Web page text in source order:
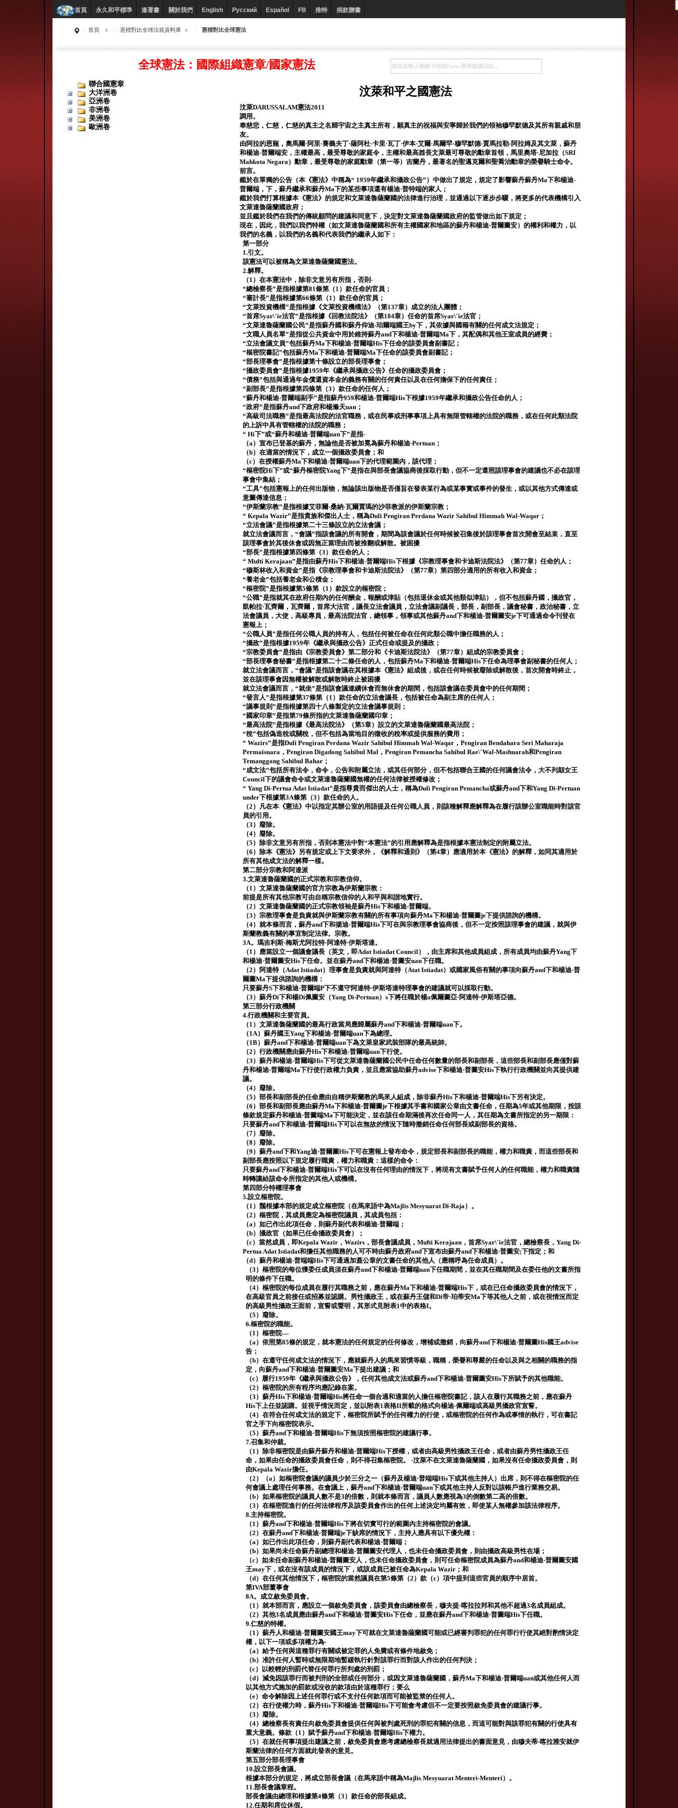
首頁 永久和平標準 連署書 關於我們 English Русский Español FB 推特 捐款贈書
首頁 憲標對比全球法規資料庫 憲標對比全球憲法
全球憲法：國際組織憲章/國家憲法
聯合國憲章
大洋洲卷
亞洲卷
非洲卷
美洲卷
歐洲卷
汶萊和平之國憲法
汶萊DARUSSALAM憲法2011
調用。
奉慈悲，仁慈，仁慈的真主之名歸宇宙之主真主所有，願真主的祝福與安寧歸於我們的領袖穆罕默德及其所有親戚和朋
友。
由阿拉的恩寵，奧馬爾·阿里·賽義夫丁·薩阿杜·卡里·瓦丁·伊本·艾爾·馬爾罕·穆罕默德·賈馬拉勒-阿拉姆及其文萊，蘇丹
和楊迪-普爾端安，主權最高，最受尊敬的家庭令，主權和最高酋長文萊最可尊敬的勳章首領，馬里奧塔·尼加拉（SRI
Mahkota Negara）勳章，最受尊敬的家庭勳章（第一等）吉蘭丹，最著名的聖邁克爾和聖喬治勳章的榮譽騎士命令。
前言。
鑑於在單獨的公告（本《憲法》中稱為“ 1959年繼承和攝政公告”）中做出了規定，規定了影響蘇丹蘇丹Ma下和楊迪-
普爾端，下，蘇丹繼承和蘇丹Ma下的某些事項還有楊迪·普特端的家人；
鑑於我們打算根據本《憲法》的規定和文萊達魯薩蘭國的法律進行治理，並通過以下逐步步驟，將更多的代表機構引入
文萊達魯薩蘭國政府；
並且鑑於我們在我們的傳統顧問的建議和同意下，決定對文萊達魯薩蘭國政府的監管做出如下規定；
現在，因此，我們以我們特權（如文萊達魯薩蘭國和所有主權國家和地區的蘇丹和楊迪-普爾圖安）的權利和權力，以
我們的名義，以我們的名義和代表我們的繼承人如下：
第一部分
1.引文。
該憲法可以被稱為文萊達魯薩蘭國憲法。
2.解釋。
（1）在本憲法中，除非文意另有所指，否則-
“總檢察長”是指根據第81條第（1）款任命的官員；
“審計長”是指根據第66條第（1）款任命的官員；
“文萊投資機構”是指根據《文萊投資機構法》（第137章）成立的法人團體；
“首席Syar\'ie法官”是指根據《回教法院法》（第184章）任命的首席Syar\'ie法官；
“文萊達魯薩蘭國公民”是指蘇丹國和蘇丹仰迪-珀爾端國王by下，其依據與國籍有關的任何成文法規定；
“文職人員名單”是指從公共資金中用於維持蘇丹and下和楊迪-普爾端Ma下，其配偶和其他王室成員的經費；
“立法會議文員”包括蘇丹Ma下和楊迪-普爾端His下任命的該委員會副書記；
“樞密院書記”包括蘇丹Ma下和楊迪-普爾端Ma下任命的該委員會副書記；
“部長理事會”是指根據第十條設立的部長理事會；
“攝政委員會”是指根據1959年《繼承與攝政公告》任命的攝政委員會；
“債務”包括與通過年金償還資本金的義務有關的任何責任以及在任何擔保下的任何責任；
“副部長”是指根據第四條第（3）款任命的任何人；
“蘇丹和楊迪-普爾端副手”是指蘇丹959和楊迪-普爾端His下根據1959年繼承和攝政公告任命的人；
“政府”是指蘇丹and下政府和楊滌天uan；
“高級司法職務”是指最高法院的法官職務，或在民事或刑事事項上具有無限管轄權的法院的職務，或在任何此類法院
的上訴中具有管轄權的法院的職務；
“ Hi下”或“蘇丹和楊迪-普爾端uan下”是指-
（a）宣布已登基的蘇丹，無論他是否被加冕為蘇丹和楊迪-Pertuan；
（b）在適當的情況下，成立一個攝政委員會；和
（c）在授權蘇丹Ma下和楊迪-普爾端uan下的代理範圍內，該代理；
“樞密院Hi下”或“蘇丹樞密院Yang下”是指在與部長會議協商後採取行動，但不一定遵照該理事會的建議也不必在該理
事會中集結；
“工具”包括憲報上的任何出版物，無論該出版物是否僅旨在發表某行為或某事實或事件的發生，或以其他方式傳達或
意圖傳達信息；
“伊斯蘭宗教”是指根據艾菲爾·桑納·瓦爾賈瑪的沙菲教派的伊斯蘭宗教；
“ Kepala Wazir”是指貴族和傑出人士，稱為Duli Pengiran Perdana Wazir Sahibul Himmah Wal-Waqar；
“立法會議”是指根據第二十三條設立的立法會議；
就立法會議而言，“會議”指該會議的所有開會，期間為該會議於任何時候被召集後於該理事會首次開會至結束，直至
該理事會於其後休會或因無正當理由而被推翻或解散。被困擾
“部長”是指根據第四條第（3）款任命的人；
“ Mufti Kerajaan”是指由蘇丹His下和楊迪-普爾端His下根據《宗教理事會和卡迪斯法院法》（第77章）任命的人；
“穆斯林收入和資金”是指《宗教理事會和卡迪斯法院法》（第77章）第四部分適用的所有收入和資金；
“養老金”包括養老金和公積金；
“樞密院”是指根據第5條第（1）款設立的樞密院；
“公職”是指就其在政府任期內的任何酬金，報酬或津貼（包括退休金或其他類似津貼），但不包括蘇丹國，攝政官，
凱帕拉·瓦齊爾，瓦齊爾，首席大法官，議長立法會議員，立法會議副議長，部長，副部長，議會秘書，政治秘書，立
法會議員，大使，高級專員，最高法院法官，總領事，領事或其他蘇丹and下和楊迪-普爾圖安je下可通過命令刊登在
憲報上；
“公職人員”是指任何公職人員的持有人，包括任何被任命在任何此類公職中擔任職務的人；
“攝政”是指根據1959年《繼承與攝政公告》正式任命或提及的攝政；
“宗教委員會”是指由《宗教委員會》第二部分和《卡迪斯法院法》（第77章）組成的宗教委員會；
“部長理事會秘書”是指根據第二十二條任命的人，包括蘇丹Ma下和楊迪-普爾端His下任命為理事會副秘書的任何人；
就立法會議而言，“會議”是指該會議在其根據本《憲法》組成後，或在任何時候被廢除或解散後，首次開會時終止，
並在該理事會因無權被解散或解散時終止被困擾
就立法會議而言，“就坐”是指該會議連續休會而無休會的期間，包括該會議在委員會中的任何期間；
“發言人”是指根據第37條第（1）款任命的立法會議長，包括被任命為副主席的任何人；
“議事規則”是指根據第四十八條製定的立法會議事規則；
“國家印章”是指第79條所指的文萊達魯薩蘭國印章；
“最高法院”是指根據《最高法院法》（第5章）設立的文萊達魯薩蘭國最高法院；
“稅”包括偽造稅或關稅，但不包括為當地目的徵收的稅率或提供服務的費用；
“ Wazirs”是指Duli Pengiran Perdana Wazir Sahibul Himmah Wal-Waqar，Pengiran Bendahara Seri Maharaja
Permaisuara，Pengiran Digadong Sahibul Mal，Pengiran Pemancha Sahibul Rae\'Wal-Mashuarah和Pengiran
Temanggong Sahibul Bahar；
“成文法”包括所有法令，命令，公告和附屬立法，或其任何部分，但不包括聯合王國的任何議會法令，大不列顛女王
Council下的議會命令或文萊達魯薩蘭國無權的任何法律被授權修改；
“ Yang Di-Pertua Adat Istiadat”是指尊貴而傑出的人士，稱為Duli Pengiran Pemancha或蘇丹and下和Yang Di-Pertuan
under下根據第3A條第（3）款任命的人。
（2）凡在本《憲法》中以指定其辦公室的用語提及任何公職人員，則該種解釋應解釋為在履行該辦公室職能時對該官
員的引用。
（3）廢除。
（4）廢除。
（5）除非文意另有所指，否則本憲法中對“本憲法”的引用應解釋為是指根據本憲法制定的附屬立法。
（6）除本《憲法》另有規定或上下文要求外，《解釋和通則》（第4章）應適用於本《憲法》的解釋，如同其適用於
所有其他成文法的解釋一樣。
第二部分宗教和阿達派
3.文萊達魯薩蘭國的正式宗教和宗教信仰。
（1）文萊達魯薩蘭國的官方宗教為伊斯蘭宗教：
前提是所有其他宗教可由自稱宗教信仰的人和平與和諧地實行。
（2）文萊達魯薩蘭國的正式宗教領袖是蘇丹His下和楊迪-普爾端。
（3）宗教理事會是負責就與伊斯蘭宗教有關的所有事項向蘇丹Ma下和楊迪-普爾圖je下提供諮詢的機構。
（4）就本條而言，蘇丹and下和揚迪-普爾端His下可在與宗教理事會協商後，但不一定按照該理事會的建議，就與伊
斯蘭教義有關的事宜制定法律。宗教。
3A。瑪吉利斯·梅斯尤阿拉特·阿達特·伊斯塔達。
（1）應當設立一個議會議長（英文，即Adat Istiadat Council），由主席和其他成員組成，所有成員均由蘇丹Yang下
和楊迪·普爾圖安His下任命。並在蘇丹and下和楊迪·普圖安uan下任職。
（2）阿達特（Adat Istiadat）理事會是負責就與阿達特（Atat Istiadat）或國家風俗有關的事項向蘇丹and下和楊迪-普
爾圖Ma下提供諮詢的機構：
只要蘇丹S下和楊迪-普爾端P下不遵守阿達特·伊斯塔達特理事會的建議就可以採取行動。
（3）蘇丹Di下和楊Di佩圖安（Yang Di-Pertuan）s下將任職於楊a佩爾圖亞·阿達特·伊斯塔亞德。
第三部分行政機關
4.行政機關和主要官員。
（1）文萊達魯薩蘭國的最高行政當局應歸屬蘇丹and下和楊迪-普爾端uan下。
（1A）蘇丹國王Yang下和楊迪-普爾端uan下為總理。
（1B）蘇丹and下和楊迪-普爾端uan下為文萊皇家武裝部隊的最高統帥。
（2）行政機關應由蘇丹His下和楊迪-普爾端uan下行使。
（3）蘇丹和楊迪-普爾端His下可從文萊達魯薩蘭國公民中任命任何數量的部長和副部長，這些部長和副部長應僅對蘇
丹和楊迪-普爾端Ma下行使行政權力負責，並且應當協助蘇丹advise下和楊迪·普圖安His下執行行政機關並向其提供建
議。
（4）廢除。
（5）部長和副部長的任命應由自稱伊斯蘭教的馬來人組成，除非蘇丹His下和楊迪-普爾端His下另有決定。
（6）部長和副部長應由蘇丹Ma下和楊迪-普爾圖je下根據其手書和國家公章由文書任命，任期為5年或其他期限，按該
條款規定蘇丹和楊迪·普圖端Ma下可能決定，並在該任命期滿後再次任命同一人，其任期為文書所指定的另一期限：
只要蘇丹and下和楊迪-普爾端His下可以在無故的情況下隨時撤銷任命任何部長或副部長的資格。
（7）廢除。
（8）廢除。
（9）蘇丹and下和Yang迪·普爾圖His下可在憲報上發布命令，規定部長和副部長的職能，權力和職責，而這些部長和
副部長應按照以下規定履行職責，權力和職責：這樣的命令：
只要蘇丹and下和楊迪-普爾端His下可以在沒有任何理由的情況下，將現有文書賦予任何人的任何職能，權力和職責隨
時轉讓給該命令所指定的其他人或機構。
第四部分特權理事會
5.設立樞密院。
（1）鬚根據本部的規定成立樞密院（在馬來語中為Majlis Mesyuarat Di-Raja）。
（2）樞密院，其成員應定為樞密院議員，其成員包括：
（a）如已作出此項任命，則蘇丹副代表和楊迪-普爾端；
（b）攝政官（如果已任命攝政委員會）；
（c）當然成員，即Kepala Wazir，Wazirs，部長會議成員，Mufti Kerajaan，首席Syar\'ie法官，總檢察長，Yang Di-
Pertua Adat Istiadat和擔任其他職務的人可不時由蘇丹政府and下宣布由蘇丹and下和楊迪-普圖安;下指定；和
（d）蘇丹和楊迪-普端端His下可通過加蓋公章的文書任命的其他人（應稱呼為任命成員）。
（3）樞密院的每位獲委任成員須在蘇丹and下和楊迪-普爾端uan下任職期間，並在其任職期間及在委任他的文書所指
明的條件下任職。
（4）樞密院的每位成員在履行其職務之前，應在蘇丹Ma下和楊迪-普爾端His下，或在已任命攝政委員會的情況下，
在高級官員之前接任或招募並認購。男性攝政王，或在蘇丹王儲和Di帝·珀蒂安Ma下等其他人之前，或在視情況而定
的高級男性攝政王面前，宣誓或聲明，其形式見附表1中的表格I。
（5）廢除。
6.樞密院的職能。
（1）樞密院—
（a）依照第85條的規定，就本憲法的任何規定的任何修改，增補或撤銷，向蘇丹and下和楊迪-普爾圖His國王advise
告；
（b）在遵守任何成文法的情況下，應就蘇丹人的馬來習慣等級，職稱，榮譽和尊嚴的任命以及與之相關的職務的指
定，向蘇丹and下和楊迪-普爾圖安Ma下提出建議；和
（c）履行1959年《繼承與攝政公告》，任何其他成文法或蘇丹and下和楊迪-普爾圖安His下所賦予的其他職能。
（2）樞密院的所有程序均應記錄在案。
（3）蘇丹His下和楊迪-普爾端His將任命一個合適和適當的人擔任樞密院書記，該人在履行其職務之前，應在蘇丹
His下上任並認購。並視乎情況而定，並以附表1表格II所載的格式向楊迪-佩爾端或高級男攝政官宣誓。
（4）在符合任何成文法的規定下，樞密院所賦予的任何權力的行使，或樞密院的任何作為或事情的執行，可在書記
官之手下向樞密院表示。
（5）蘇丹and下和楊迪-普爾端His下無須按照樞密院的建議行事。
7.召集和仲裁。
（1）除非樞密院是由蘇丹蘇丹和楊迪-普爾端His下授權，或者由高級男性攝政王任命，或者由蘇丹男性攝政王任
命，如果由任命的攝政委員會任命，則不得召集樞密院。 -汶萊不在文萊達魯薩蘭國，如果沒有任命攝政委員會，則
由Kepala Wazir擔任。
（2）（a）如樞密院會議的議員少於三分之一（蘇丹及楊迪·普端端His下或其他主持人）出席，則不得在樞密院的任
何會議上處理任何事務。在會議上，蘇丹and下和楊迪-普爾端uan下或其他主持人反對以該帳戶進行業務交易。
（b）如果樞密院的議員人數不是3的倍數，則就本條而言，議員人數應視為3的倒數第二高的倍數。
（3）在樞密院進行的任何法律程序及該委員會作出的任何上述決定均屬有效，即使某人無權參加該法律程序。
8.主持樞密院。
（1）蘇丹and下和楊迪-普爾端His下將在切實可行的範圍內主持樞密院的會議。
（2）在蘇丹and下和楊迪-普爾端je下缺席的情況下，主持人應具有以下優先權：
（a）如已作出此項任命，則蘇丹副代表和楊迪-普爾端；
（b）如果尚未任命蘇丹副總理和楊迪-普爾圖安代理人，也未任命攝政委員會，則由攝政高級男性在場；
（c）如未任命副蘇丹和楊迪-普爾圖安人，也未任命攝政委員會，則可任命樞密院成員為蘇丹and和楊迪-普爾圖安國
王may下，或在沒有該成員的情況下，或該成員已被任命為Kepala Wazir；和
（d）在任何其他情況下，樞密院的當然議員在第5條第（2）款（c）項中提到這些官員的順序中居首。
第IVA部董事會
8A。成立赦免委員會。
（1）就本部而言，應設立一個赦免委員會，該委員會由總檢察長，穆夫提·喀拉拉邦和其他不超過3名成員組成。
（2）其他3名成員應由蘇丹and下和楊迪·普圖安His下任命，並應在蘇丹and下和楊迪·普圖端His下任職。
9.仁慈的特權。
（1）蘇丹人和楊迪-普爾圖安國王may下可就在文萊達魯薩蘭國可能或已經審判罪犯的任何罪行行使其絕對酌情決定
權，以下一項或多項權力為-
（a）給予任何與這種罪行有關或被定罪的人免費或有條件地赦免；
（b）准許任何人暫時或無限期地暫緩執行針對該罪行而對該人作出的任何判決；
（c）以較輕的刑罰代替任何罪行所判處的刑罰；
（d）減免因該罪行而被判刑的全部或任何部分，或因文萊達魯薩蘭國，蘇丹Ma下和楊迪-普爾端uan或其他任何人而
以其他方式施加的罰款或沒收的款項由於這種罪行；要么
（e）命令解除因上述任何罪行或不支付任何款項而可能被監禁的任何人。
（2）在行使權力時，蘇丹His下和楊迪-普爾端His下可能會考慮但不一定要按照赦免委員會的建議行事。
（3）廢除。
（4）總檢察長有責任向赦免委員會提供任何與被判處死刑的罪犯有關的信息，而這可能對與該罪犯有關的行使具有
重大意義。條款（1）賦予蘇丹and下和楊迪-普爾端His下權力。
（5）在就任何事項提出建議之前，赦免委員會應考慮總檢察長就適用法律提出的書面意見，由穆夫蒂·喀拉雅安就伊
斯蘭法律的任何方面就此發表的意見。
第五部分部長理事會
10.設立部長會議。
根據本部分的規定，將成立部長會議（在馬來語中稱為Majlis Mesyuarat Menteri-Menteri）。
11.部長會議章程。
部長會議由總理和根據第4條第（3）款任命的部長組成。
12.任期和席位休假。